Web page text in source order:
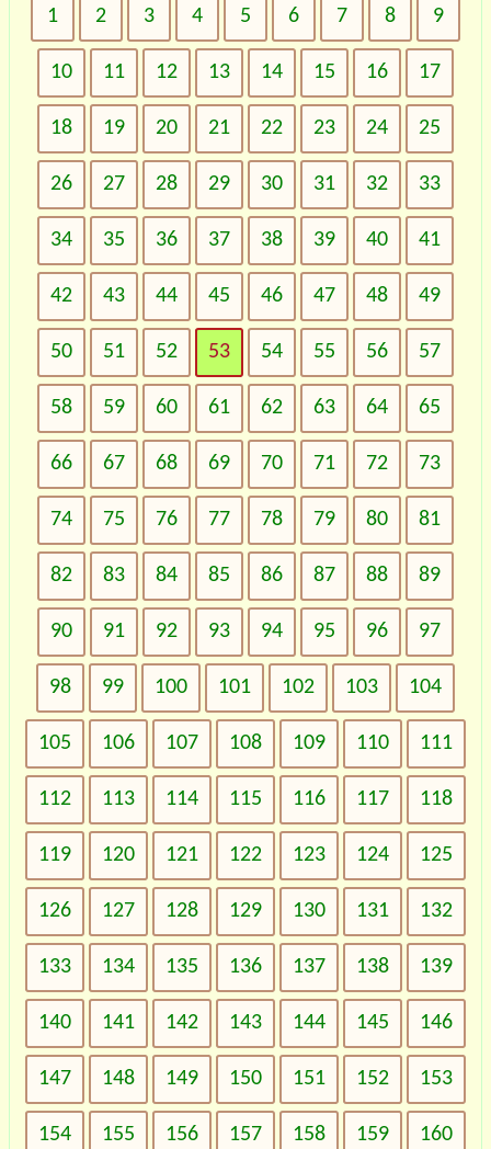
1 2 3 4 5 6 7 8 9
10 11 12 13 14 15 16 17
18 19 20 21 22 23 24 25
26 27 28 29 30 31 32 33
34 35 36 37 38 39 40 41
42 43 44 45 46 47 48 49
50 51 52 53 54 55 56 57
58 59 60 61 62 63 64 65
66 67 68 69 70 71 72 73
74 75 76 77 78 79 80 81
82 83 84 85 86 87 88 89
90 91 92 93 94 95 96 97
98 99 100 101 102 103 104
105 106 107 108 109 110 111
112 113 114 115 116 117 118
119 120 121 122 123 124 125
126 127 128 129 130 131 132
133 134 135 136 137 138 139
140 141 142 143 144 145 146
147 148 149 150 151 152 153
154 155 156 157 158 159 160